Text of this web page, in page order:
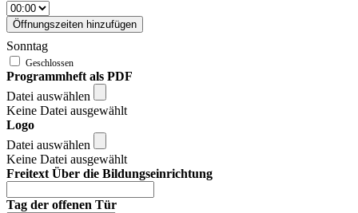
Öffnungszeiten hinzufügen
Sonntag
Programmheft als PDF
Datei auswählen
Keine Datei ausgewählt
Logo
Datei auswählen
Keine Datei ausgewählt
Freitext Über die Bildungseinrichtung
Tag der offenen Tür